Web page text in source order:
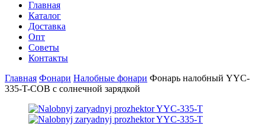
Главная
Каталог
Доставка
Опт
Советы
Контакты
Главная Фонари Налобные фонари Фонарь налобный YYC-
335-T-COB с солнечной зарядкой